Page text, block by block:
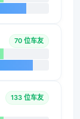
70 位车友
133 位车友